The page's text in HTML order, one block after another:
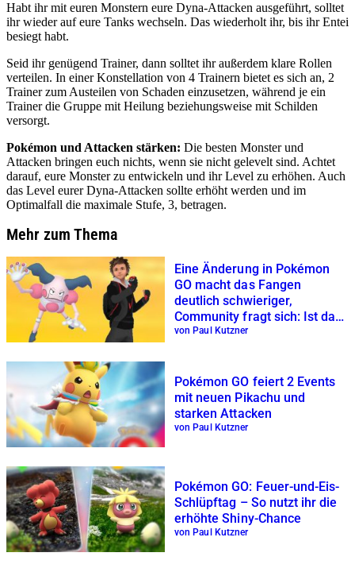
Habt ihr mit euren Monstern eure Dyna-Attacken ausgeführt, solltet
ihr wieder auf eure Tanks wechseln. Das wiederholt ihr, bis ihr Entei
besiegt habt.
Seid ihr genügend Trainer, dann solltet ihr außerdem klare Rollen
verteilen. In einer Konstellation von 4 Trainern bietet es sich an, 2
Trainer zum Austeilen von Schaden einzusetzen, während je ein
Trainer die Gruppe mit Heilung beziehungsweise mit Schilden
versorgt.
Pokémon und Attacken stärken: Die besten Monster und
Attacken bringen euch nichts, wenn sie nicht gelevelt sind. Achtet
darauf, eure Monster zu entwickeln und ihr Level zu erhöhen. Auch
das Level eurer Dyna-Attacken sollte erhöht werden und im
Optimalfall die maximale Stufe, 3, betragen.
Mehr zum Thema
Eine Änderung in Pokémon
GO macht das Fangen
deutlich schwieriger,
Community fragt sich: Ist das
ein Bug oder Update?
von Paul Kutzner
Pokémon GO feiert 2 Events
mit neuen Pikachu und
starken Attacken
von Paul Kutzner
Pokémon GO: Feuer-und-Eis-
Schlüpftag – So nutzt ihr die
erhöhte Shiny-Chance
von Paul Kutzner